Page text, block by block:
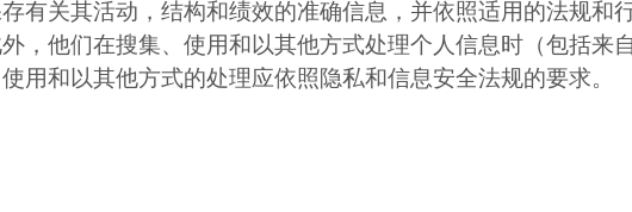
有关其活动，结构和绩效的准确信息，并依照适用的法规和
，他们在搜集、使用和以其他方式处理个人信息时（包括来
用和以其他方式的处理应依照隐私和信息安全法规的要求。